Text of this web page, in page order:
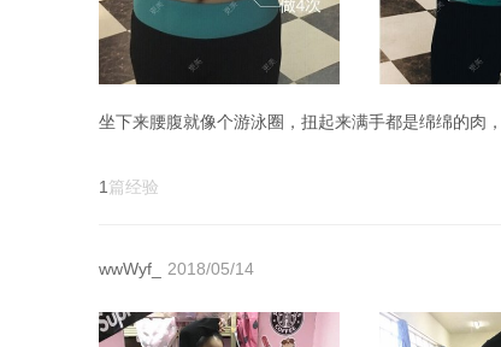
1 篇经验
wwWyf_ 2018/05/14